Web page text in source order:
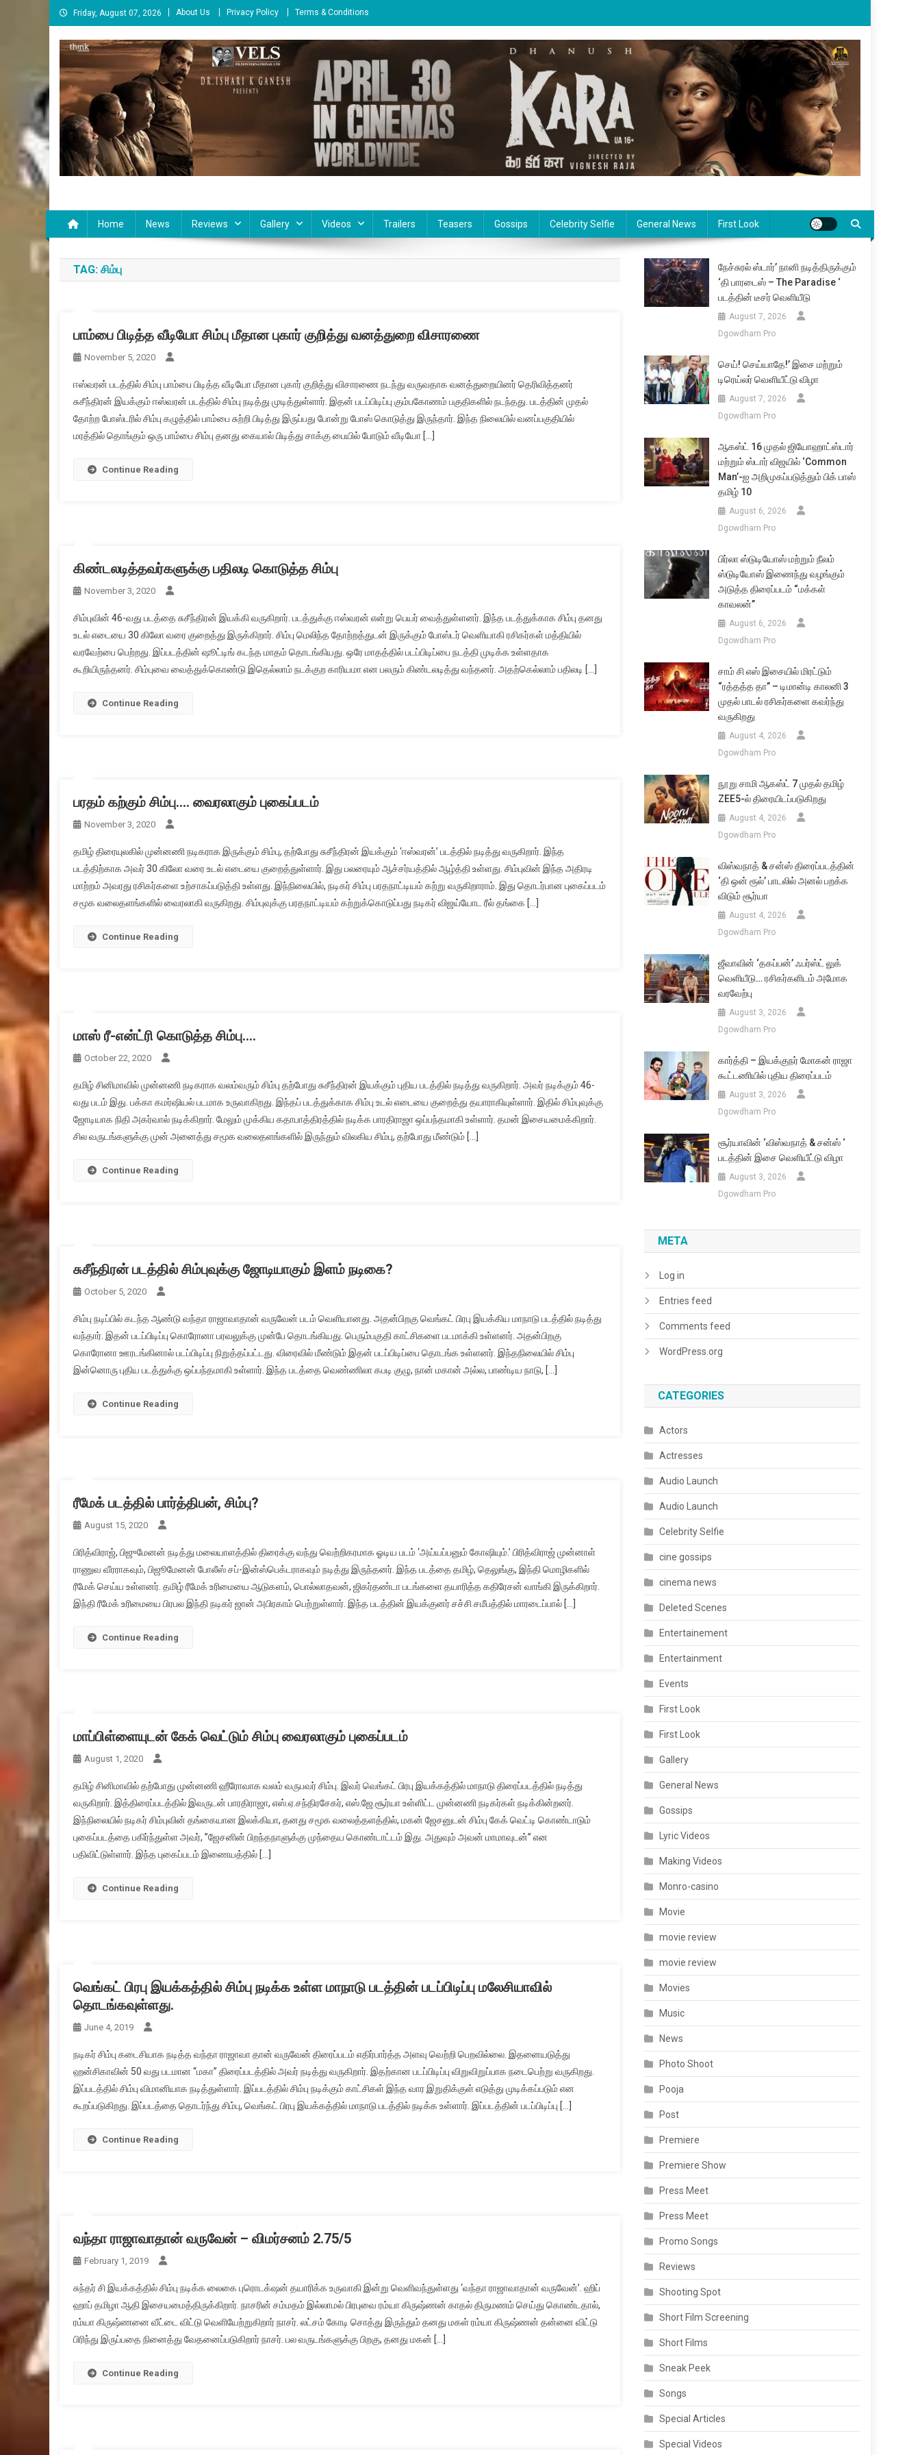
Skip
to
content
Friday, August 07, 2026 About Us Privacy Policy Terms & Conditions
Cinema Paarvai
Home News Reviews Gallery Videos Trailers Teasers Gossips Celebrity Selfie General News First Look
TAG: சிம்பு
பாம்பை பிடித்த வீடியோ சிம்பு மீதான புகார் குறித்து வனத்துறை விசாரணை
November 5, 2020
ஈஸ்வரன் படத்தில் சிம்பு பாம்பை பிடித்த வீடியோ மீதான புகார் குறித்து விசாரணை நடந்து வருவதாக வனத்துறையினர் தெரிவித்தனர்
சுசீந்திரன் இயக்கும் ஈஸ்வரன் படத்தில் சிம்பு நடித்து முடித்துள்ளார். இதன் படப்பிடிப்பு கும்பகோணம் பகுதிகளில் நடந்தது. படத்தின் முதல்
தோற்ற போஸ்டரில் சிம்பு கழுத்தில் பாம்பை சுற்றி பிடித்து இருப்பது போன்று போஸ் கொடுத்து இருந்தார். இந்த நிலையில் வனப்பகுதியில்
மரத்தில் தொங்கும் ஒரு பாம்பை சிம்பு தனது கையால் பிடித்து சாக்கு பையில் போடும் வீடியோ […]
Continue Reading
கிண்டலடித்தவர்களுக்கு பதிலடி கொடுத்த சிம்பு
November 3, 2020
சிம்புவின் 46-வது படத்தை சுசீந்திரன் இயக்கி வருகிறார். படத்துக்கு ஈஸ்வரன் என்று பெயர் வைத்துள்ளனர். இந்த படத்துக்காக சிம்பு தனது
உடல் எடையை 30 கிலோ வரை குறைத்து இருக்கிறார். சிம்பு மெலிந்த தோற்றத்துடன் இருக்கும் போஸ்டர் வெளியாகி ரசிகர்கள் மத்தியில்
வரவேற்பை பெற்றது. இப்படத்தின் ஷூட்டிங் கடந்த மாதம் தொடங்கியது. ஒரே மாதத்தில் படப்பிடிப்பை நடத்தி முடிக்க உள்ளதாக
கூறியிருந்தனர். சிம்புவை வைத்துக்கொண்டு இதெல்லாம் நடக்குற காரியமா என பலரும் கிண்டலடித்து வந்தனர். அதற்கெல்லாம் பதிலடி […]
Continue Reading
பரதம் கற்கும் சிம்பு…. வைரலாகும் புகைப்படம்
November 3, 2020
தமிழ் திரையுலகில் முன்னணி நடிகராக இருக்கும் சிம்பு, தற்போது சுசீந்திரன் இயக்கும் ‘ஈஸ்வரன்’ படத்தில் நடித்து வருகிறார். இந்த
படத்திற்காக அவர் 30 கிலோ வரை உடல் எடையை குறைத்துள்ளார். இது பலரையும் ஆச்சர்யத்தில் ஆழ்த்தி உள்ளது. சிம்புவின் இந்த அதிரடி
மாற்றம் அவரது ரசிகர்களை உற்சாகப்படுத்தி உள்ளது. இந்நிலையில், நடிகர் சிம்பு பரதநாட்டியம் கற்று வருகிறாராம். இது தொடர்பான புகைப்படம்
சமூக வலைதளங்களில் வைரலாகி வருகிறது. சிம்புவுக்கு பரதநாட்டியம் கற்றுக்கொடுப்பது நடிகர் விஜய்யோட ரீல் தங்கை […]
Continue Reading
மாஸ் ரீ-என்ட்ரி கொடுத்த சிம்பு….
October 22, 2020
தமிழ் சினிமாவில் முன்னணி நடிகராக வலம்வரும் சிம்பு தற்போது சுசீந்திரன் இயக்கும் புதிய படத்தில் நடித்து வருகிறார். அவர் நடிக்கும் 46-
வது படம் இது. பக்கா கமர்ஷியல் படமாக உருவாகிறது. இந்தப் படத்துக்காக சிம்பு உடல் எடையை குறைத்து தயாராகியுள்ளார். இதில் சிம்புவுக்கு
ஜோடியாக நிதி அகர்வால் நடிக்கிறார். மேலும் முக்கிய கதாபாத்திரத்தில் நடிக்க பாரதிராஜா ஒப்பந்தமாகி உள்ளார். தமன் இசையமைக்கிறார்.
சில வருடங்களுக்கு முன் அனைத்து சமூக வலைதளங்களில் இருந்தும் விலகிய சிம்பு, தற்போது மீண்டும் […]
Continue Reading
சுசீந்திரன் படத்தில் சிம்புவுக்கு ஜோடியாகும் இளம் நடிகை?
October 5, 2020
சிம்பு நடிப்பில் கடந்த ஆண்டு வந்தா ராஜாவாதான் வருவேன் படம் வெளியானது. அதன்பிறகு வெங்கட் பிரபு இயக்கிய மாநாடு படத்தில் நடித்து
வந்தார். இதன் படப்பிடிப்பு கொரோனா பரவலுக்கு முன்பே தொடங்கியது. பெரும்பகுதி காட்சிகளை படமாக்கி உள்ளனர். அதன்பிறகு
கொரோனா ஊரடங்கினால் படப்பிடிப்பு நிறுத்தப்பட்டது. விரைவில் மீண்டும் இதன் படப்பிடிப்பை தொடங்க உள்ளனர். இந்தநிலையில் சிம்பு
இன்னொரு புதிய படத்துக்கு ஒப்பந்தமாகி உள்ளார். இந்த படத்தை வெண்ணிலா கபடி குழு, நான் மகான் அல்ல, பாண்டிய நாடு, […]
Continue Reading
ரீமேக் படத்தில் பார்த்திபன், சிம்பு?
August 15, 2020
பிரித்விராஜ், பிஜுமேனன் நடித்து மலையாளத்தில் திரைக்கு வந்து வெற்றிகரமாக ஓடிய படம் ‘அய்யப்பனும் கோஷியும்.’ பிரித்விராஜ் முன்னாள்
ராணுவ வீரராகவும், பிஜூமேனன் போலீஸ் சப்-இன்ஸ்பெக்டராகவும் நடித்து இருந்தனர். இந்த படத்தை தமிழ், தெலுங்கு, இந்தி மொழிகளில்
ரீமேக் செய்ய உள்ளனர். தமிழ் ரீமேக் உரிமையை ஆடுகளம், பொல்லாதவன், ஜிகர்தண்டா படங்களை தயாரித்த கதிரேசன் வாங்கி இருக்கிறார்.
இந்தி ரீமேக் உரிமையை பிரபல இந்தி நடிகர் ஜான் அபிரகாம் பெற்றுள்ளார். இந்த படத்தின் இயக்குனர் சச்சி சமீபத்தில் மாரடைப்பால் […]
Continue Reading
மாப்பிள்ளையுடன் கேக் வெட்டும் சிம்பு வைரலாகும் புகைப்படம்
August 1, 2020
தமிழ் சினிமாவில் தற்போது முன்னணி ஹீரோவாக வலம் வருபவர் சிம்பு. இவர் வெங்கட் பிரபு இயக்கத்தில் மாநாடு திரைப்படத்தில் நடித்து
வருகிறார். இத்திரைப்படத்தில் இவருடன் பாரதிராஜா, எஸ்.ஏ.சந்திரசேகர், எஸ்.ஜே.சூர்யா உள்ளிட்ட முன்னணி நடிகர்கள் நடிக்கின்றனர்.
இந்நிலையில் நடிகர் சிம்புவின் தங்கையான இலக்கியா, தனது சமூக வலைத்தளத்தில், மகன் ஜேசனுடன் சிம்பு கேக் வெட்டி கொண்டாடும்
புகைப்படத்தை பகிர்ந்துள்ள அவர், ”ஜேசனின் பிறந்தநாளுக்கு முந்தைய கொண்டாட்டம் இது. அதுவும் அவன் மாமாவுடன்” என
பதிவிட்டுள்ளார். இந்த புகைப்படம் இணையத்தில் […]
Continue Reading
வெங்கட் பிரபு இயக்கத்தில் சிம்பு நடிக்க உள்ள மாநாடு படத்தின் படப்பிடிப்பு மலேசியாவில்
தொடங்கவுள்ளது.
June 4, 2019
நடிகர் சிம்பு கடைசியாக நடித்த வந்தா ராஜாவா தான் வருவேன் திரைப்படம் எதிர்பார்த்த அளவு வெற்றி பெறவில்லை. இதனையடுத்து
ஹன்சிகாவின் 50 வது படமான “மகா” திரைப்படத்தில் அவர் நடித்து வருகிறார். இதற்கான படப்பிடிப்பு விறுவிறுப்பாக நடைபெற்று வருகிறது.
இப்படத்தில் சிம்பு விமானியாக நடித்துள்ளார். இப்படத்தில் சிம்பு நடிக்கும் காட்சிகள் இந்த வார இறுதிக்குள் எடுத்து முடிக்கப்படும் என
கூறப்படுகிறது. இப்படத்தை தொடர்ந்து சிம்பு, வெங்கட் பிரபு இயக்கத்தில் மாநாடு படத்தில் நடிக்க உள்ளார். இப்படத்தின் படப்பிடிப்பு […]
Continue Reading
வந்தா ராஜாவாதான் வருவேன் – விமர்சனம் 2.75/5
February 1, 2019
சுந்தர் சி இயக்கத்தில் சிம்பு நடிக்க லைகை புரொடக்‌ஷன் தயாரிக்க உருவாகி இன்று வெளிவந்துள்ளது ‘வந்தா ராஜாவாதான் வருவேன்’. ஹிப்
ஹாப் தமிழா ஆதி இசையமைத்திருக்கிறார். நாசரின் சம்மதம் இல்லாமல் பிரபுவை ரம்யா கிருஷ்ணன் காதல் திருமணம் செய்து கொண்டதால்,
ரம்யா கிருஷ்ணனை வீட்டை விட்டு வெளியேற்றுகிறார் நாசர். லட்சம் கோடி சொத்து இருந்தும் தனது மகள் ரம்யா கிருஷ்ணன் தன்னை விட்டு
பிரிந்து இருப்பதை நினைத்து வேதனைப்படுகிறார் நாசர். பல வருடங்களுக்கு பிறகு, தனது மகன் […]
Continue Reading
நேச்சுரல் ஸ்டார்’ நானி நடித்திருக்கும்
‘தி பாரடைஸ் – The Paradise ‘
படத்தின் டீசர் வெளியீடு
August 7, 2026
Dgowdham Pro
செய்! செய்யாதே!’ இசை மற்றும்
டிரெய்லர் வெளியீட்டு விழா
August 7, 2026
Dgowdham Pro
ஆகஸ்ட் 16 முதல் ஜியோஹாட்ஸ்டார்
மற்றும் ஸ்டார் விஜயில் ‘Common
Man’-ஐ அறிமுகப்படுத்தும் பிக் பாஸ்
தமிழ் 10
August 6, 2026
Dgowdham Pro
பிர்லா ஸ்டுடியோஸ் மற்றும் நீலம்
ஸ்டுடியோஸ் இணைந்து வழங்கும்
அடுத்த திரைப்படம் “மக்கள்
காவலன்”
August 6, 2026
Dgowdham Pro
சாம் சி எஸ் இசையில் மிரட்டும்
“ரத்தத்த தா” – டிமான்டி காலனி 3
முதல் பாடல் ரசிகர்களை கவர்ந்து
வருகிறது
August 4, 2026
Dgowdham Pro
நூறு சாமி ஆகஸ்ட் 7 முதல் தமிழ்
ZEE5-ல் திரையிடப்படுகிறது
August 4, 2026
Dgowdham Pro
விஸ்வநாத் & சன்ஸ் திரைப்படத்தின்
‘தி ஒன் ரூல்’ பாடலில் அனல் பறக்க
விடும் சூர்யா
August 4, 2026
Dgowdham Pro
ஜீவாவின் ‘தகப்பன்’ ஃபர்ஸ்ட் லுக்
வெளியீடு… ரசிகர்களிடம் அமோக
வரவேற்பு
August 3, 2026
Dgowdham Pro
கார்த்தி – இயக்குநர் மோகன் ராஜா
கூட்டணியில் புதிய திரைப்படம்
August 3, 2026
Dgowdham Pro
சூர்யாவின் ‘விஸ்வநாத் & சன்ஸ் ‘
படத்தின் இசை வெளியீட்டு விழா
August 3, 2026
Dgowdham Pro
META
Log in
Entries feed
Comments feed
WordPress.org
CATEGORIES
Actors
Actresses
Audio Launch
Audio Launch
Celebrity Selfie
cine gossips
cinema news
Deleted Scenes
Entertainement
Entertainment
Events
First Look
First Look
Gallery
General News
Gossips
Lyric Videos
Making Videos
Monro-casino
Movie
movie review
movie review
Movies
Music
News
Photo Shoot
Pooja
Post
Premiere
Premiere Show
Press Meet
Press Meet
Promo Songs
Reviews
Shooting Spot
Short Film Screening
Short Films
Sneak Peek
Songs
Special Articles
Special Videos